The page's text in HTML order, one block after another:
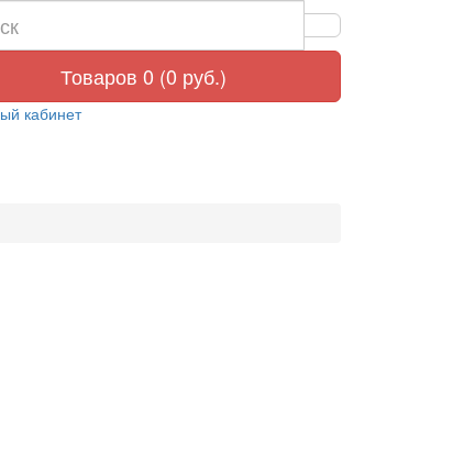
Товаров 0 (0 руб.)
кабинет